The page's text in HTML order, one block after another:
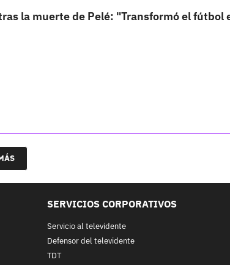
la muerte de Pelé: "Transformó el fútbol
SERVICIOS CORPORATIVOS
Servicio al televidente
Defensor del televidente
TDT